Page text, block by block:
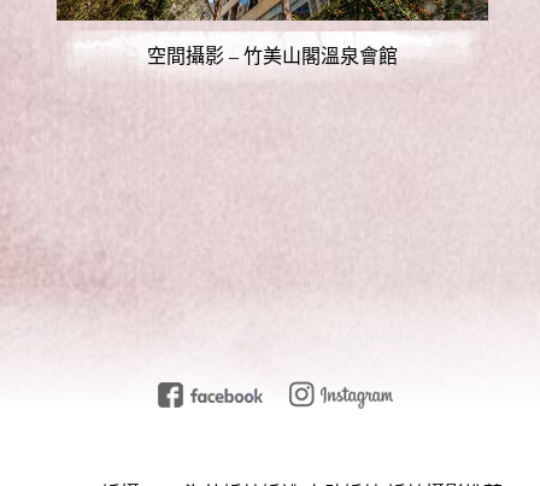
空間攝影 – 竹美山閣溫泉會館